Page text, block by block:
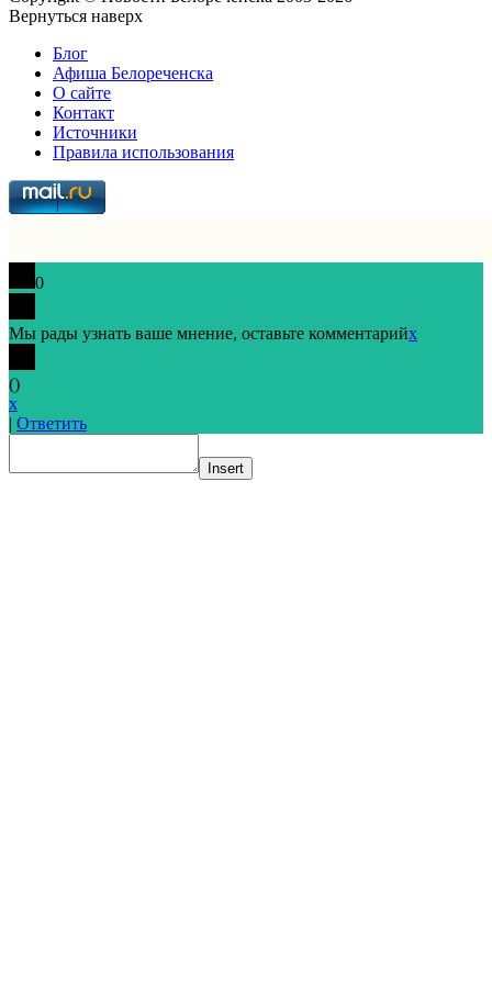
Вернуться наверх
Блог
Афиша Белореченска
О сайте
Контакт
Источники
Правила использования
0
Мы рады узнать ваше мнение, оставьте комментарийx
()
x
| Ответить
Insert